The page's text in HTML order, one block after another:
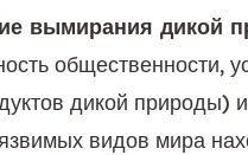
вымирания дикой
общественности,
дикой природы)
видов мира